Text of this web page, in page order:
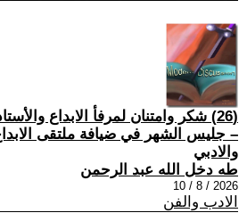
(26) شكر وامتنان لمرفأ الابداع
– جليس الشهر في ضيافة ملتقى
والادبي
طه دخل الله عبد الرحمن
2026 / 8 / 10
الادب والفن